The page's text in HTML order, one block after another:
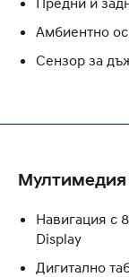
Амбиентно
Сензор за
Мултимедия
Навигация с
Display
Дигитално